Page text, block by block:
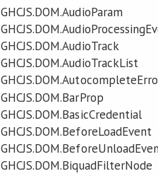
GHCJS.DOM.AudioParam
GHCJS.DOM.AudioTrack
GHCJS.DOM.AudioTrackList
GHCJS.DOM.BarProp
GHCJS.DOM.BasicCredential
GHCJS.DOM.BeforeLoadEvent
GHCJS.DOM.BiquadFilterNode